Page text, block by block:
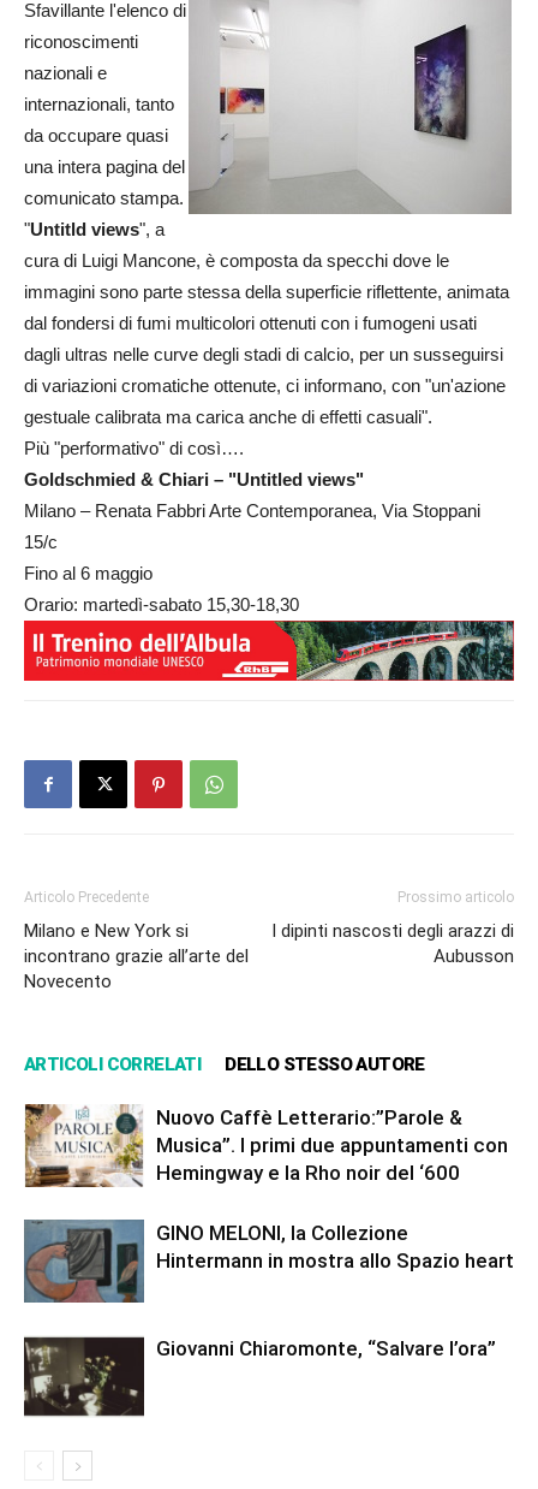
Sfavillante l'elenco di
riconoscimenti
nazionali e
internazionali, tanto
da occupare quasi
una intera pagina del
comunicato stampa.
"Untitld views", a
cura di Luigi Mancone, è composta da specchi dove le
immagini sono parte stessa della superficie riflettente, animata
dal fondersi di fumi multicolori ottenuti con i fumogeni usati
dagli ultras nelle curve degli stadi di calcio, per un susseguirsi
di variazioni cromatiche ottenute, ci informano, con "un'azione
gestuale calibrata ma carica anche di effetti casuali".
Più "performativo" di così….
Goldschmied & Chiari – "Untitled views"
Milano – Renata Fabbri Arte Contemporanea, Via Stoppani
15/c
Fino al 6 maggio
Orario: martedì-sabato 15,30-18,30
Articolo Precedente
Milano e New York si
incontrano grazie all’arte del
Novecento
Prossimo articolo
I dipinti nascosti degli arazzi di
Aubusson
ARTICOLI CORRELATI DELLO STESSO AUTORE
Nuovo Caffè Letterario:”Parole &
Musica”. I primi due appuntamenti con
Hemingway e la Rho noir del ‘600
GINO MELONI, la Collezione
Hintermann in mostra allo Spazio heart
Giovanni Chiaromonte, “Salvare l’ora”